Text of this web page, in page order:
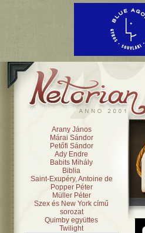
Arany János
Márai Sándor
Petőfi Sándor
Ady Endre
Babits Mihály
Biblia
Saint-Exupéry, Antoine de
Popper Péter
Müller Péter
Szex és New York című
sorozat
Quimby együttes
Twilight